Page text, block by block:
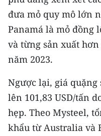
đưa mỏ quy mô lớn
Panamá là mỏ đồng
và từng sản xuất
năm 2023.
Ngược lại, giá quặng
lên 101,83 USD/tấn
hẹp. Theo Mysteel,
khẩu từ Australia và